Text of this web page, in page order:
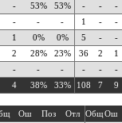
- 53% 53% - - -
- - - 1 - -
1 0% 0% 5 - -
2 28% 23% 36 2 1
- - - - - -
4 38% 33% 108 7 9
Ош Поз Отл ОбщОш